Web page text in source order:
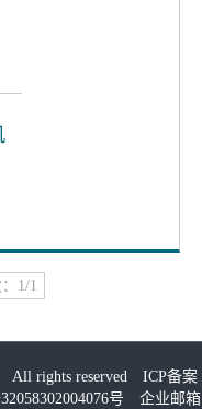
1/1
All rights reserved ICP备案
号
企业邮箱